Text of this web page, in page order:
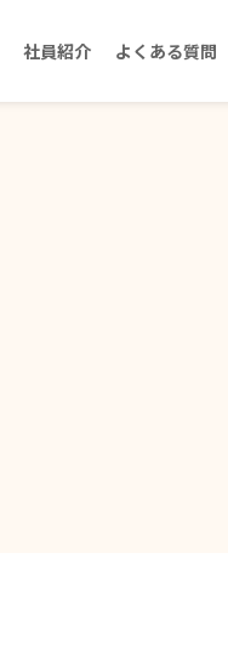
社員紹介 よくある質問